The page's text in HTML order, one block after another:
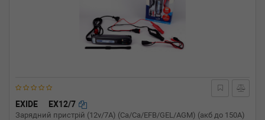
EXIDE EX12/7
Зарядний пристрій (12v/7A) (Ca/Ca/EFB/GEL/AGM) (акб до 150A)